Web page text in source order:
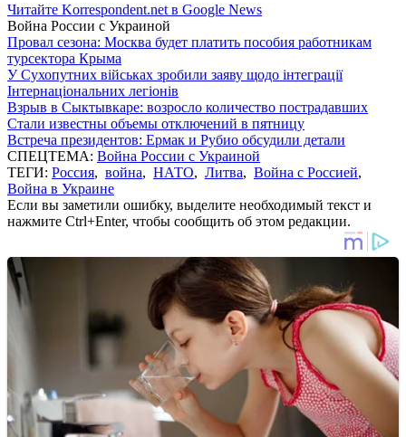
Читайте Korrespondent.net в Google News
Война России с Украиной
Провал сезона: Москва будет платить пособия работникам
турсектора Крыма
У Сухопутних військах зробили заяву щодо інтеграції
Інтернаціональних легіонів
Взрыв в Сыктывкаре: возросло количество пострадавших
Стали известны объемы отключений в пятницу
Встреча президентов: Ермак и Рубио обсудили детали
СПЕЦТЕМА: Война России с Украиной
ТЕГИ: Россия, война, НАТО, Литва, Война с Россией,
Война в Украине
Если вы заметили ошибку, выделите необходимый текст и
нажмите Ctrl+Enter, чтобы сообщить об этом редакции.